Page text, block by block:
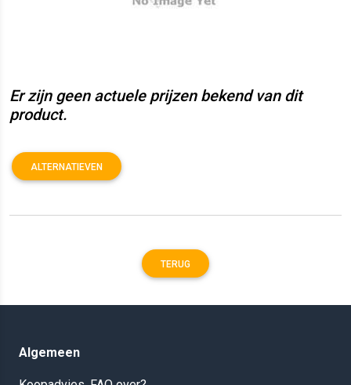
Er zijn geen actuele prijzen bekend van dit
product.
ALTERNATIEVEN
TERUG
Algemeen